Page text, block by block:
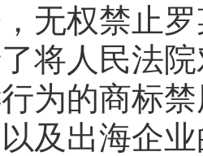
无权禁止
将人民法
为的商标
及出海企